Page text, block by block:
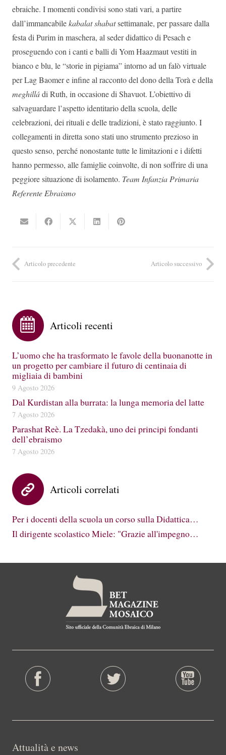
ebraiche. I momenti condivisi sono stati vari, a partire
dall’immancabilekabalat shabatsettimanale, per passare dalla
festa di Purim in maschera, al seder didattico di Pesach e
proseguendo con i canti e balli di Yom Haazmaut vestiti in
bianco e blu, le “storie in pigiama” intorno ad un falò virtuale
per Lag Baomer e infine al racconto del dono della Torà e della
meghilládi Ruth, in occasione di Shavuot. L’obiettivo di
salvaguardare l’aspetto identitario della scuola, delle
celebrazioni, dei rituali e delle tradizioni, è stato raggiunto. I
collegamenti in diretta sono stati uno strumento prezioso in
questo senso, perché nonostante tutte le limitazioni e i difetti
hanno permesso, alle famiglie coinvolte, di non soffrire di una
peggiore situazione di isolamento. Team Infanzia Primaria
Referente Ebraismo
Articolo precedente Articolo successivo
Articoli recenti
L’uomo che ha trasformato le favole della buonanotte in
un progetto per cambiare il futuro di centinaia di
migliaia di bambini
9 Agosto 2026
Dal Kurdistan alla burrata: la lunga memoria del latte
7 Agosto 2026
Parashat Reè. La Tzedakà, uno dei principi fondanti
dell’ebraismo
7 Agosto 2026
Articoli correlati
Per i docenti della scuola un corso sulla Didattica…
Il dirigente scolastico Miele: "Grazie all'impegno…
Attualità e news